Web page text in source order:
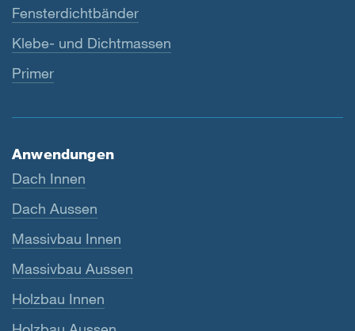
Fensterdichtbänder
Klebe- und Dichtmassen
Primer
Anwendungen
Dach Innen
Dach Aussen
Massivbau Innen
Massivbau Aussen
Holzbau Innen